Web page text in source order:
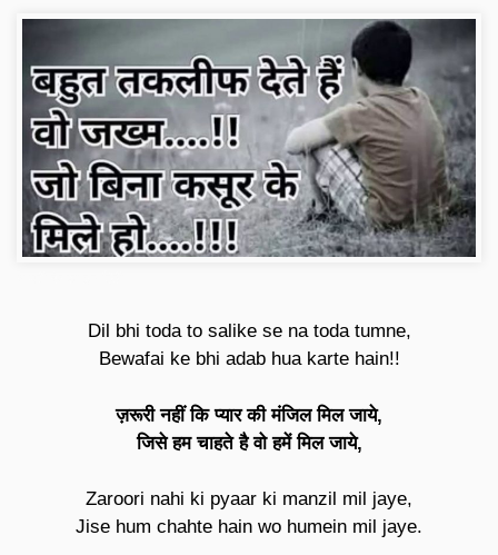
Dil bhi toda to salike se na toda tumne,
Bewafai ke bhi adab hua karte hain!!
ज़रूरी नहीं कि प्यार की मंजिल मिल जाये,
जिसे हम चाहते है वो हमें मिल जाये,
Zaroori nahi ki pyaar ki manzil mil jaye,
Jise hum chahte hain wo humein mil jaye.